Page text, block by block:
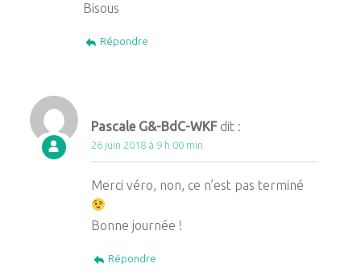
Bisous
Répondre
Pascale G&-BdC-WKF dit :
26 juin 2018 à 9 h 00 min
Merci véro, non, ce n’est pas terminé
Bonne journée !
Répondre